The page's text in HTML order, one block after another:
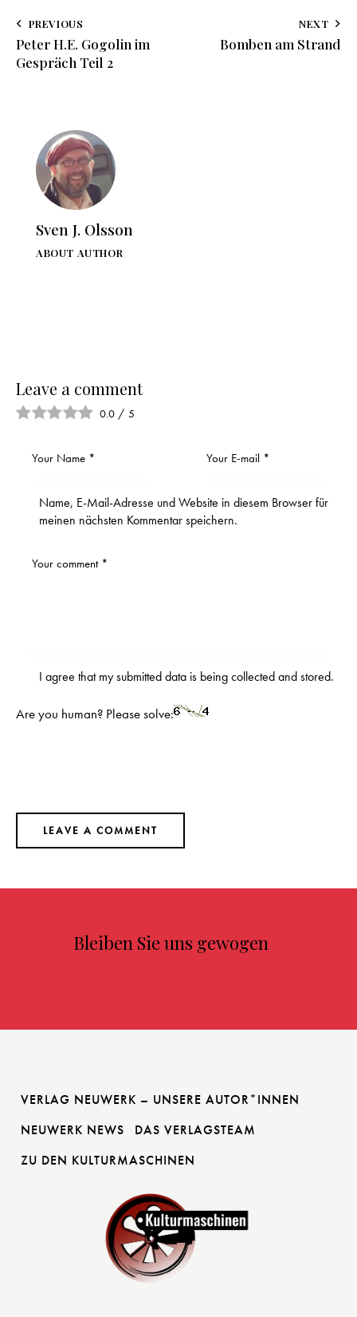
PREVIOUS
Peter H.E. Gogolin im
Gespräch Teil 2
NEXT
Bomben am Strand
Sven J. Olsson
ABOUT AUTHOR
Leave a comment
0.0 / 5
Name, E-Mail-Adresse und Website in diesem Browser für
meinen nächsten Kommentar speichern.
I agree that my submitted data is beingcollected and stored.
Are you human? Please solve:
Bleiben Sie uns gewogen
VERLAG NEUWERK – UNSERE AUTOR*INNEN
NEUWERK NEWS
DAS VERLAGSTEAM
ZU DEN KULTURMASCHINEN